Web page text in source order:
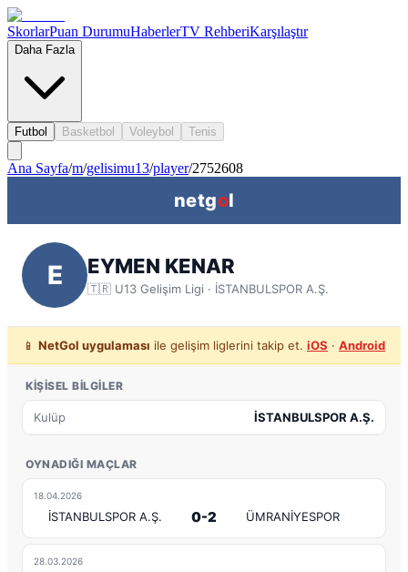
SkorlarPuan DurumuHaberlerTV RehberiKarşılaştır
Daha Fazla
Futbol Basketbol Voleybol Tenis
Ana Sayfa/m/gelisimu13/player/2752608
netgol
E EYMEN KENAR
🇹🇷 U13 Gelişim Ligi · İSTANBULSPOR A.Ş.
📱 NetGol uygulaması ile gelişim liglerini takip et. iOS · Android
KIŞISEL BILGILER
Kulüp İSTANBULSPOR A.Ş.
OYNADIĞI MAÇLAR
18.04.2026
İSTANBULSPOR A.Ş. 0-2 ÜMRANİYESPOR
28.03.2026